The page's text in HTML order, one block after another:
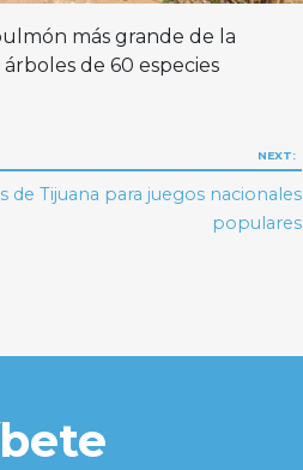
más grande de la
de 60 especies
NEXT:
de Tijuana para juegos nacionales
populares